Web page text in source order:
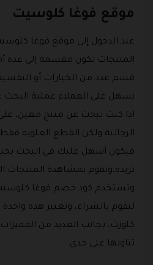
موقع فوغا كلوسيت
عند الدخول إلى موقع فوغا
المنتجات تكون مقسمة إلى عدة
قسم عدد من الخيارات أو
يسهل على العملاء عملية البحث
اذا كنت تبحث عن منتج معين،
الرجالية ولكن القطع العلويه
فيكون أسهل عليك في البحث
تريده،وتقوم بمشاهدة المنتجات
وتستخدم كود خصم فوغا كلوسيت
لتقوم بالشراء، وتعتبر هذه
كلوزت، بجانب العديد من
تناولها على حدى.